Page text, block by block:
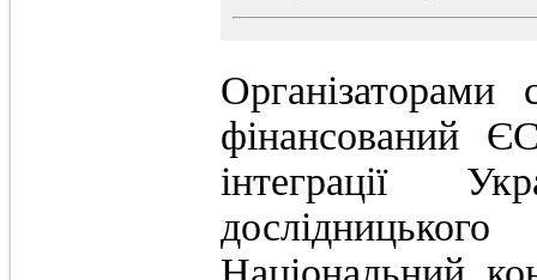
Організаторами
фінансований
інтеграції